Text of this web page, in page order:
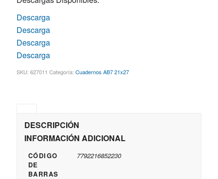
Descarga
Descarga
Descarga
Descarga
SKU: 627011 Categoría: Cuadernos AB7 21x27
DESCRIPCIÓN
INFORMACIÓN ADICIONAL
CÓDIGO
DE
BARRAS
7792216852230